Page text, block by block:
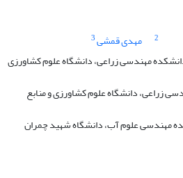
2 مهدی قمشی3
مهندسی زراعی، دانشگاه علوم کشاورزی
زراعی، دانشگاه علوم کشاورزی و منابع
مهندسی علوم آب، دانشگاه شهید چمران